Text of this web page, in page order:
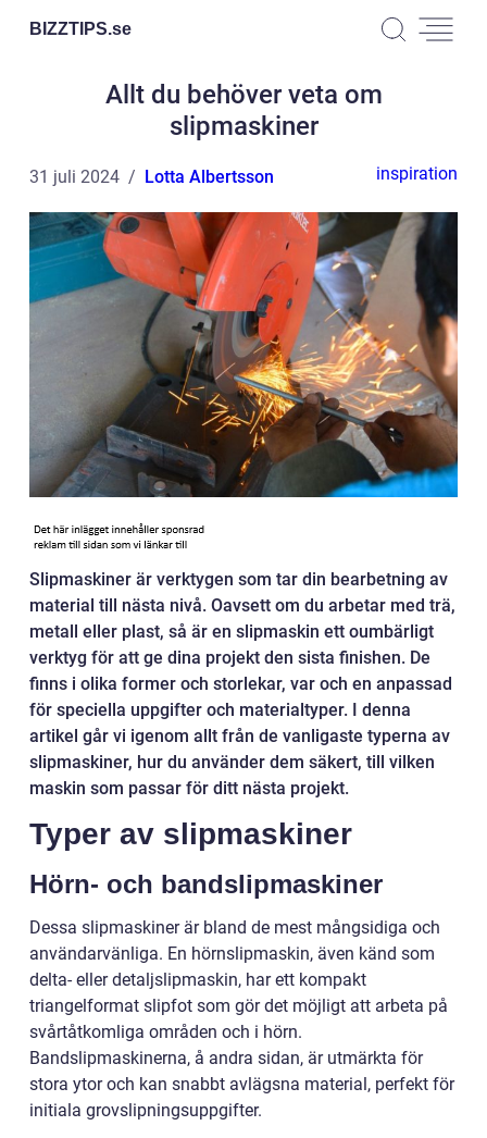
BIZZTIPS.se
Allt du behöver veta om
slipmaskiner
31 juli 2024 Lotta Albertsson inspiration
Slipmaskiner är verktygen som tar din bearbetning av
material till nästa nivå. Oavsett om du arbetar med trä,
metall eller plast, så är en slipmaskin ett oumbärligt
verktyg för att ge dina projekt den sista finishen. De
finns i olika former och storlekar, var och en anpassad
för speciella uppgifter och materialtyper. I denna
artikel går vi igenom allt från de vanligaste typerna av
slipmaskiner, hur du använder dem säkert, till vilken
maskin som passar för ditt nästa projekt.
Typer av slipmaskiner
Hörn- och bandslipmaskiner
Dessa slipmaskiner är bland de mest mångsidiga och
användarvänliga. En hörnslipmaskin, även känd som
delta- eller detaljslipmaskin, har ett kompakt
triangelformat slipfot som gör det möjligt att arbeta på
svårtåtkomliga områden och i hörn.
Bandslipmaskinerna, å andra sidan, är utmärkta för
stora ytor och kan snabbt avlägsna material, perfekt för
initiala grovslipningsuppgifter.